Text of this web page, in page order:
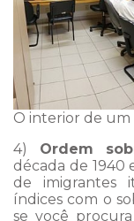
O interior de um
4) Ordem
década de 1940
de imigrantes
índices com o
se você